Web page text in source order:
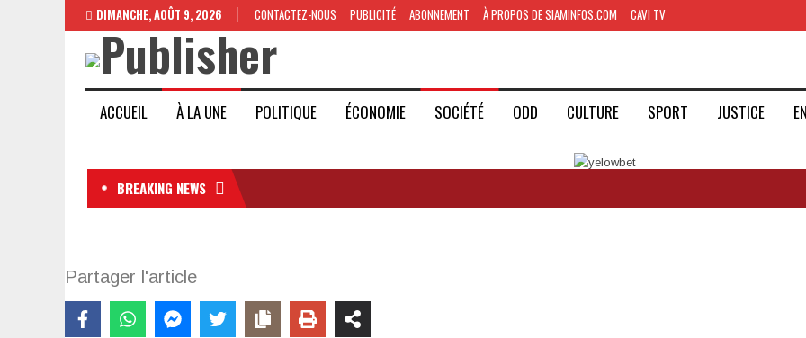
DIMANCHE, AOÛT 9, 2026 CONTACTEZ-NOUS PUBLICITÉ ABONNEMENT À PROPOS DE SIAMINFOS.COM CAVI TV
ACCUEIL À LA UNE POLITIQUE ÉCONOMIE SOCIÉTÉ ODD CULTURE SPORT JUSTICE
BREAKING NEWS
Partager l'article